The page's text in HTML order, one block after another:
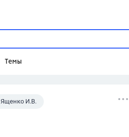
Темы
Домашнее задание
Ященко И.В.